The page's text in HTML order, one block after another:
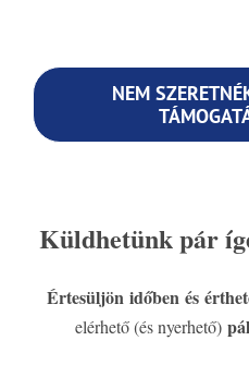
NEM
Küldhetünk pár
Értesüljön időben és
elérhető (és nyerhető)